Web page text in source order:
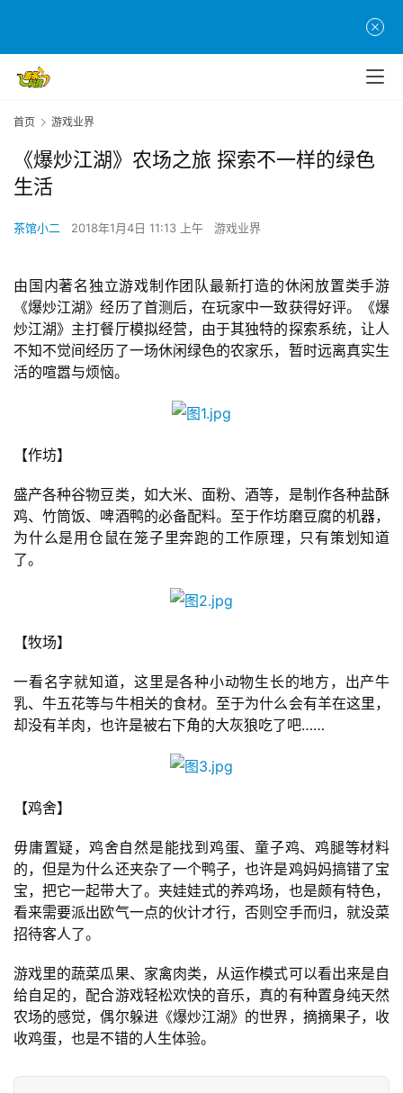
首
游
原
创
游
手
机
游
机
戏
休
闲
戏
2
0
首页 游戏业界
《爆炒江湖》农场之旅 探索不一样的绿色
生活
茶馆小二 2018年1月4日 11:13 上午 游戏业界
由国内著名独立游戏制作团队最新打造的休闲放置类手游
《爆炒江湖》经历了首测后，在玩家中一致获得好评。《爆
炒江湖》主打餐厅模拟经营，由于其独特的探索系统，让人
不知不觉间经历了一场休闲绿色的农家乐，暂时远离真实生
活的喧嚣与烦恼。
【作坊】
盛产各种谷物豆类，如大米、面粉、酒等，是制作各种盐酥
鸡、竹筒饭、啤酒鸭的必备配料。至于作坊磨豆腐的机器，
为什么是用仓鼠在笼子里奔跑的工作原理，只有策划知道
了。
【牧场】
一看名字就知道，这里是各种小动物生长的地方，出产牛
乳、牛五花等与牛相关的食材。至于为什么会有羊在这里，
却没有羊肉，也许是被右下角的大灰狼吃了吧……
【鸡舍】
毋庸置疑，鸡舍自然是能找到鸡蛋、童子鸡、鸡腿等材料
的，但是为什么还夹杂了一个鸭子，也许是鸡妈妈搞错了宝
宝，把它一起带大了。夹娃娃式的养鸡场，也是颇有特色，
看来需要派出欧气一点的伙计才行，否则空手而归，就没菜
招待客人了。
游戏里的蔬菜瓜果、家禽肉类，从运作模式可以看出来是自
给自足的，配合游戏轻松欢快的音乐，真的有种置身纯天然
农场的感觉，偶尔躲进《爆炒江湖》的世界，摘摘果子，收
收鸡蛋，也是不错的人生体验。